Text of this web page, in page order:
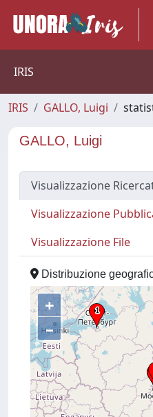
IRIS
IRIS GALLO, Luigi
GALLO, Luigi
Visualizzazione
Visualizzazione
Visualizzazione File
Distribuzione
+
–